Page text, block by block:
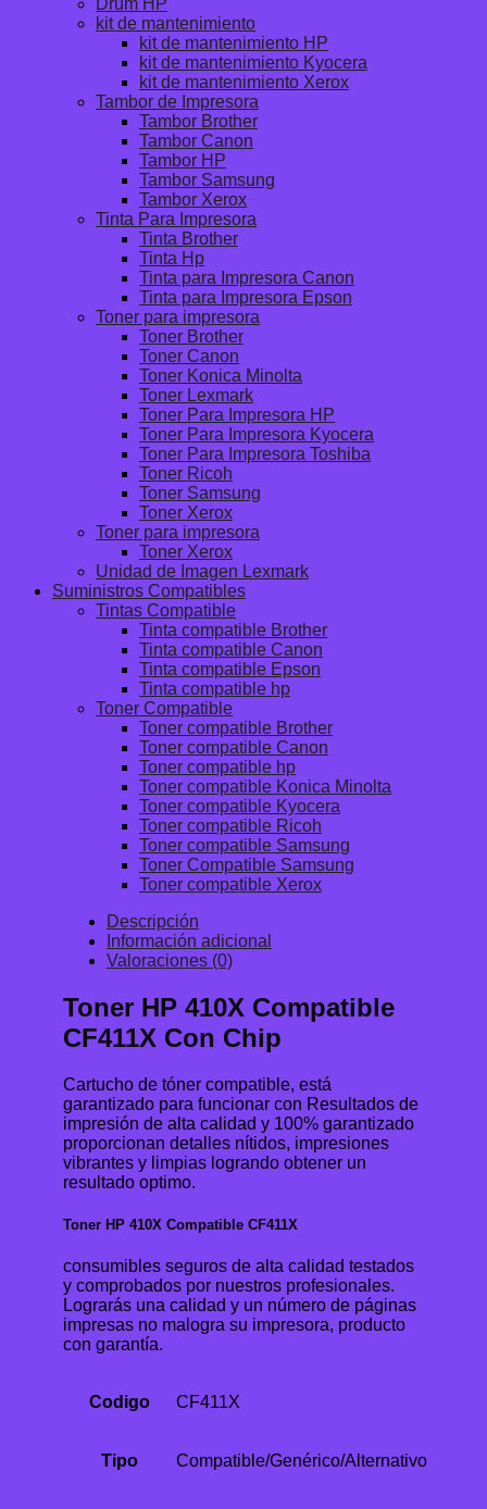
kit de mantenimiento
kit de mantenimiento HP
kit de mantenimiento Kyocera
kit de mantenimiento Xerox
Tambor de Impresora
Tambor Brother
Tambor Canon
Tambor HP
Tambor Samsung
Tambor Xerox
Tinta Para Impresora
Tinta Brother
Tinta Hp
Tinta para Impresora Canon
Tinta para Impresora Epson
Toner para impresora
Toner Brother
Toner Canon
Toner Konica Minolta
Toner Lexmark
Toner Para Impresora HP
Toner Para Impresora Kyocera
Toner Para Impresora Toshiba
Toner Ricoh
Toner Samsung
Toner Xerox
Toner para impresora
Toner Xerox
Unidad de Imagen Lexmark
Suministros Compatibles
Tintas Compatible
Tinta compatible Brother
Tinta compatible Canon
Tinta compatible Epson
Tinta compatible hp
Toner Compatible
Toner compatible Brother
Toner compatible Canon
Toner compatible hp
Toner compatible Konica Minolta
Toner compatible Kyocera
Toner compatible Ricoh
Toner compatible Samsung
Toner Compatible Samsung
Toner compatible Xerox
Descripción
Información adicional
Valoraciones (0)
Toner HP 410X Compatible
CF411X Con Chip
Cartucho de tóner compatible, está
garantizado para funcionar con Resultados de
impresión de alta calidad y 100% garantizado
proporcionan detalles nítidos, impresiones
vibrantes y limpias logrando obtener un
resultado optimo.
Toner HP 410X Compatible CF411X
consumibles seguros de alta calidad testados
y comprobados por nuestros profesionales.
Lograrás una calidad y un número de páginas
impresas no malogra su impresora, producto
con garantía.
Codigo CF411X
Tipo Compatible/Genérico/Alternativo